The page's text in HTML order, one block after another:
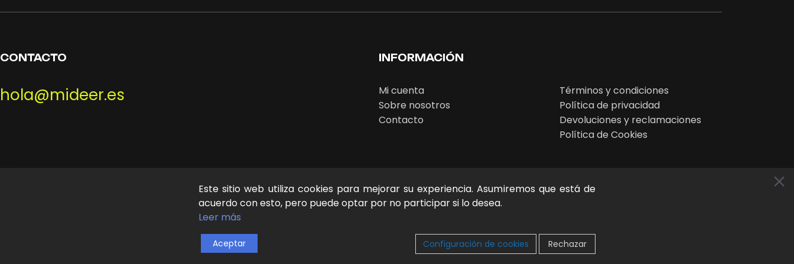
CONTACTO
hola@mideer.es
INFORMACIÓN
Mi cuenta
Sobre nosotros
Contacto
Términos y condiciones
Política de privacidad
Devoluciones y reclamaciones
Política de Cookies
Este sitio web utiliza cookies para mejorar su experiencia. Asumiremos que está de
acuerdo con esto, pero puede optar por no participar si lo desea.
Leer más
Aceptar Rechazar
Configuración de cookies